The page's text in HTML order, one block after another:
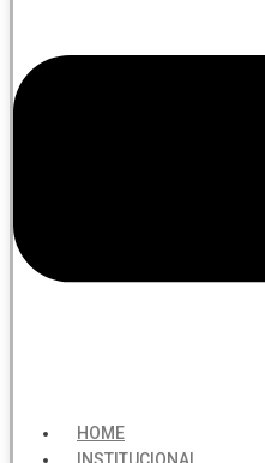
HOME
INSTITUCIONAL